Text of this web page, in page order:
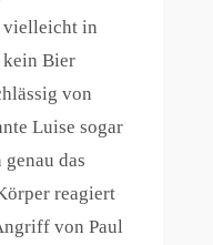
vielleicht in
kein Bier
von
Luise sogar
das
reagiert
von Paul